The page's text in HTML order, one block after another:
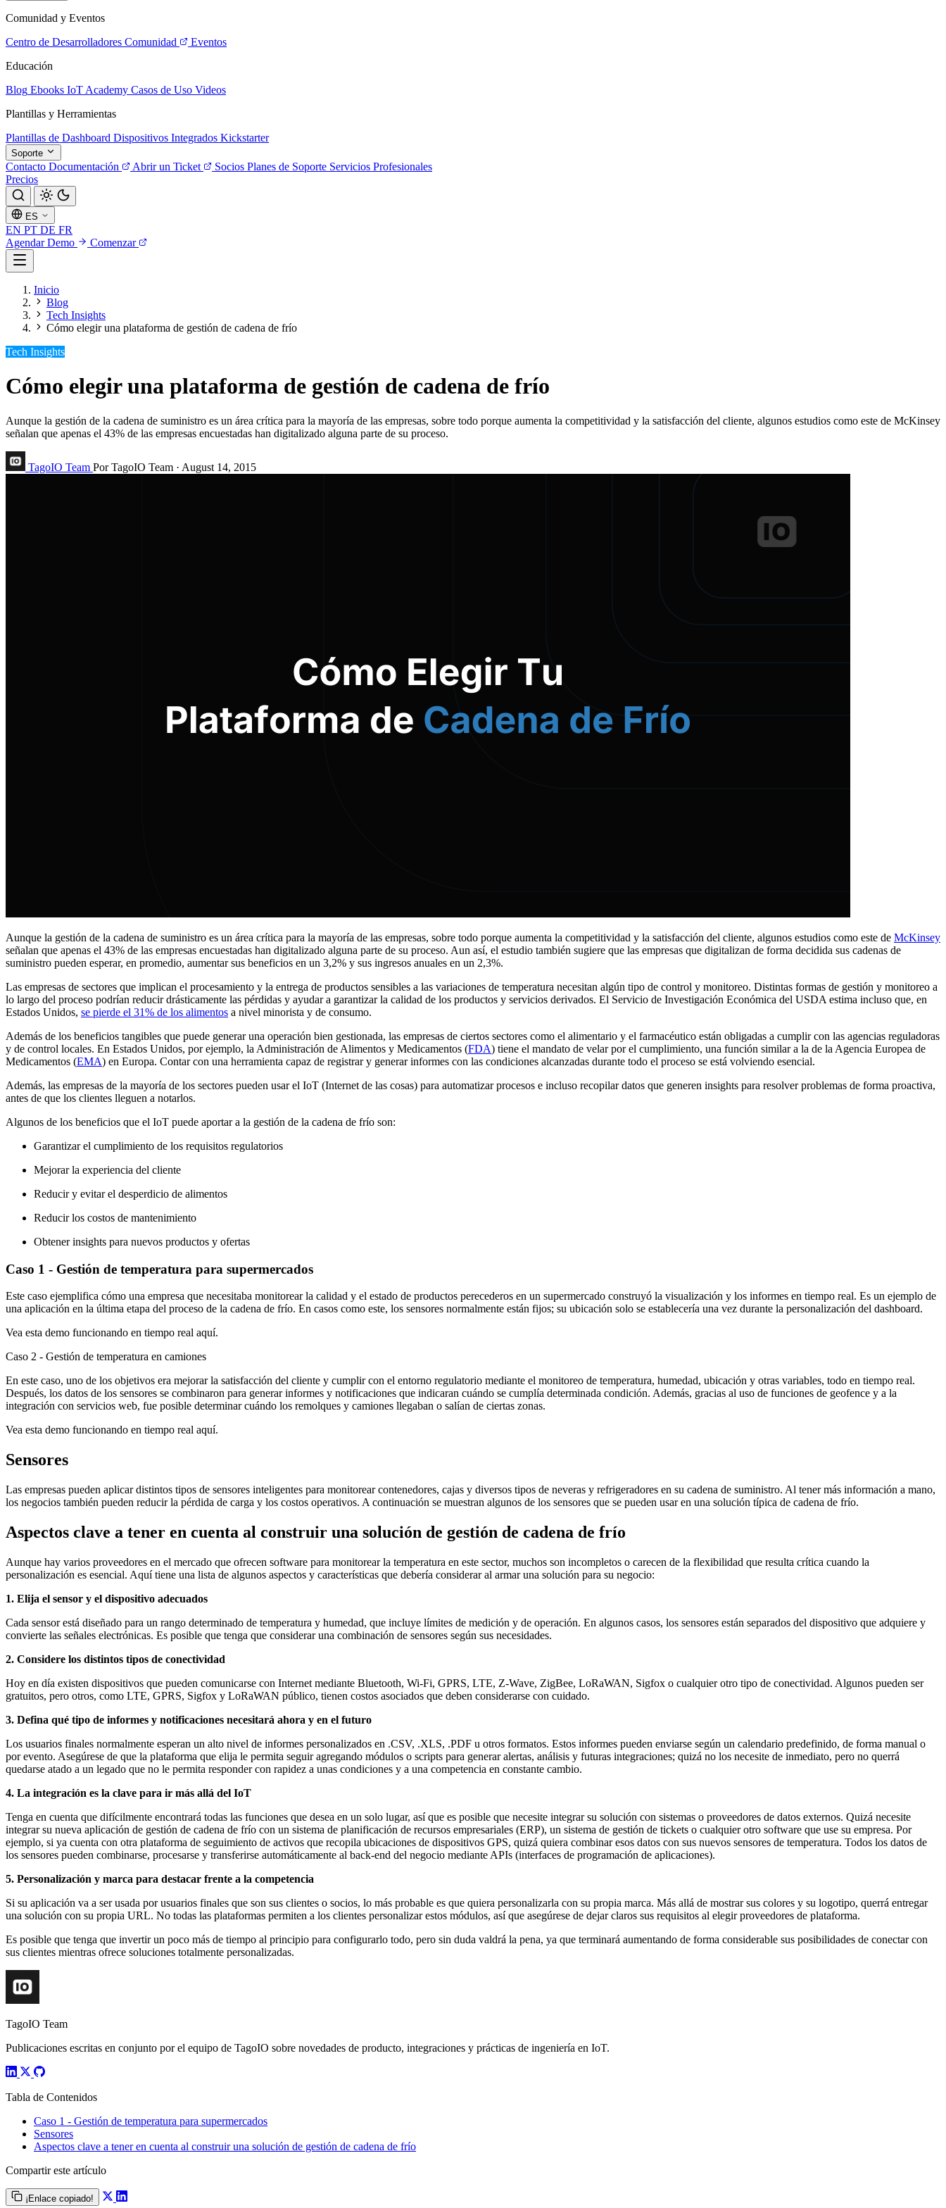
Comunidad y Eventos
Centro de Desarrolladores Comunidad
Eventos
Educación
Blog Ebooks IoT Academy Casos de Uso Videos
Plantillas y Herramientas
Plantillas de Dashboard Dispositivos Integrados Kickstarter
Soporte
Contacto Documentación Abrir un Ticket Socios Planes de Soporte Servicios Profesionales
Precios
ES
EN PT DE FR
Agendar Demo
Comenzar
Inicio
Blog
Tech Insights
Cómo elegir una plataforma de gestión de cadena de frío
Tech Insights
Cómo elegir una plataforma de gestión de cadena de frío
Aunque la gestión de la cadena de suministro es un área crítica para la mayoría de las empresas, sobre todo porque aumenta la competitividad y la satisfacción del cliente, algunos estudios como este de McKinsey
señalan que apenas el 43% de las empresas encuestadas han digitalizado alguna parte de su proceso.
TagoIO Team Por TagoIO Team · August 14, 2015
Aunque la gestión de la cadena de suministro es un área crítica para la mayoría de las empresas, sobre todo porque aumenta la competitividad y la satisfacción del cliente, algunos estudios como este de McKinsey
señalan que apenas el 43% de las empresas encuestadas han digitalizado alguna parte de su proceso. Aun así, el estudio también sugiere que las empresas que digitalizan de forma decidida sus cadenas de
suministro pueden esperar, en promedio, aumentar sus beneficios en un 3,2% y sus ingresos anuales en un 2,3%.
Las empresas de sectores que implican el procesamiento y la entrega de productos sensibles a las variaciones de temperatura necesitan algún tipo de control y monitoreo. Distintas formas de gestión y monitoreo a
lo largo del proceso podrían reducir drásticamente las pérdidas y ayudar a garantizar la calidad de los productos y servicios derivados. El Servicio de Investigación Económica del USDA estima incluso que, en
Estados Unidos, se pierde el 31% de los alimentos a nivel minorista y de consumo.
Además de los beneficios tangibles que puede generar una operación bien gestionada, las empresas de ciertos sectores como el alimentario y el farmacéutico están obligadas a cumplir con las agencias reguladoras
y de control locales. En Estados Unidos, por ejemplo, la Administración de Alimentos y Medicamentos (FDA) tiene el mandato de velar por el cumplimiento, una función similar a la de la Agencia Europea de
Medicamentos (EMA) en Europa. Contar con una herramienta capaz de registrar y generar informes con las condiciones alcanzadas durante todo el proceso se está volviendo esencial.
Además, las empresas de la mayoría de los sectores pueden usar el IoT (Internet de las cosas) para automatizar procesos e incluso recopilar datos que generen insights para resolver problemas de forma proactiva,
antes de que los clientes lleguen a notarlos.
Algunos de los beneficios que el IoT puede aportar a la gestión de la cadena de frío son:
Garantizar el cumplimiento de los requisitos regulatorios
Mejorar la experiencia del cliente
Reducir y evitar el desperdicio de alimentos
Reducir los costos de mantenimiento
Obtener insights para nuevos productos y ofertas
Caso 1 - Gestión de temperatura para supermercados
Este caso ejemplifica cómo una empresa que necesitaba monitorear la calidad y el estado de productos perecederos en un supermercado construyó la visualización y los informes en tiempo real. Es un ejemplo de
una aplicación en la última etapa del proceso de la cadena de frío. En casos como este, los sensores normalmente están fijos; su ubicación solo se establecería una vez durante la personalización del dashboard.
Vea esta demo funcionando en tiempo real aquí.
Caso 2 - Gestión de temperatura en camiones
En este caso, uno de los objetivos era mejorar la satisfacción del cliente y cumplir con el entorno regulatorio mediante el monitoreo de temperatura, humedad, ubicación y otras variables, todo en tiempo real.
Después, los datos de los sensores se combinaron para generar informes y notificaciones que indicaran cuándo se cumplía determinada condición. Además, gracias al uso de funciones de geofence y a la
integración con servicios web, fue posible determinar cuándo los remolques y camiones llegaban o salían de ciertas zonas.
Vea esta demo funcionando en tiempo real aquí.
Sensores
Las empresas pueden aplicar distintos tipos de sensores inteligentes para monitorear contenedores, cajas y diversos tipos de neveras y refrigeradores en su cadena de suministro. Al tener más información a mano,
los negocios también pueden reducir la pérdida de carga y los costos operativos. A continuación se muestran algunos de los sensores que se pueden usar en una solución típica de cadena de frío.
Aspectos clave a tener en cuenta al construir una solución de gestión de cadena de frío
Aunque hay varios proveedores en el mercado que ofrecen software para monitorear la temperatura en este sector, muchos son incompletos o carecen de la flexibilidad que resulta crítica cuando la
personalización es esencial. Aquí tiene una lista de algunos aspectos y características que debería considerar al armar una solución para su negocio:
1. Elija el sensor y el dispositivo adecuados
Cada sensor está diseñado para un rango determinado de temperatura y humedad, que incluye límites de medición y de operación. En algunos casos, los sensores están separados del dispositivo que adquiere y
convierte las señales electrónicas. Es posible que tenga que considerar una combinación de sensores según sus necesidades.
2. Considere los distintos tipos de conectividad
Hoy en día existen dispositivos que pueden comunicarse con Internet mediante Bluetooth, Wi-Fi, GPRS, LTE, Z-Wave, ZigBee, LoRaWAN, Sigfox o cualquier otro tipo de conectividad. Algunos pueden ser
gratuitos, pero otros, como LTE, GPRS, Sigfox y LoRaWAN público, tienen costos asociados que deben considerarse con cuidado.
3. Defina qué tipo de informes y notificaciones necesitará ahora y en el futuro
Los usuarios finales normalmente esperan un alto nivel de informes personalizados en .CSV, .XLS, .PDF u otros formatos. Estos informes pueden enviarse según un calendario predefinido, de forma manual o
por evento. Asegúrese de que la plataforma que elija le permita seguir agregando módulos o scripts para generar alertas, análisis y futuras integraciones; quizá no los necesite de inmediato, pero no querrá
quedarse atado a un legado que no le permita responder con rapidez a unas condiciones y a una competencia en constante cambio.
4. La integración es la clave para ir más allá del IoT
Tenga en cuenta que difícilmente encontrará todas las funciones que desea en un solo lugar, así que es posible que necesite integrar su solución con sistemas o proveedores de datos externos. Quizá necesite
integrar su nueva aplicación de gestión de cadena de frío con un sistema de planificación de recursos empresariales (ERP), un sistema de gestión de tickets o cualquier otro software que use su empresa. Por
ejemplo, si ya cuenta con otra plataforma de seguimiento de activos que recopila ubicaciones de dispositivos GPS, quizá quiera combinar esos datos con sus nuevos sensores de temperatura. Todos los datos de
los sensores pueden combinarse, procesarse y transferirse automáticamente al back-end del negocio mediante APIs (interfaces de programación de aplicaciones).
5. Personalización y marca para destacar frente a la competencia
Si su aplicación va a ser usada por usuarios finales que son sus clientes o socios, lo más probable es que quiera personalizarla con su propia marca. Más allá de mostrar sus colores y su logotipo, querrá entregar
una solución con su propia URL. No todas las plataformas permiten a los clientes personalizar estos módulos, así que asegúrese de dejar claros sus requisitos al elegir proveedores de plataforma.
Es posible que tenga que invertir un poco más de tiempo al principio para configurarlo todo, pero sin duda valdrá la pena, ya que terminará aumentando de forma considerable sus posibilidades de conectar con
sus clientes mientras ofrece soluciones totalmente personalizadas.
TagoIO Team
Publicaciones escritas en conjunto por el equipo de TagoIO sobre novedades de producto, integraciones y prácticas de ingeniería en IoT.
Tabla de Contenidos
Caso 1 - Gestión de temperatura para supermercados
Sensores
Aspectos clave a tener en cuenta al construir una solución de gestión de cadena de frío
Compartir este artículo
¡Enlace copiado!